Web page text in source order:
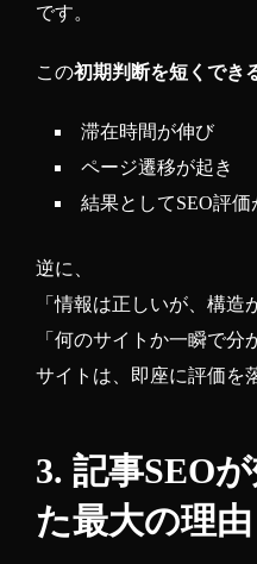
です。
この初期判断を短くでき
滞在時間が伸び
ページ遷移が起き
結果としてSEO評価
逆に、
「情報は正しいが、構造
「何のサイトか一瞬で分
サイトは、即座に評価を
3. 記事SEO
た最大の理由